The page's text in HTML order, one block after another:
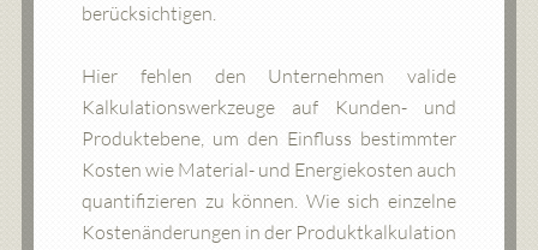
berücksichtigen.
Hier fehlen den Unternehmen valide
Kalkulationswerkzeuge auf Kunden- und
Produktebene, um den Einfluss bestimmter
Kosten wie Material- und Energiekosten auch
quantifizieren zu können. Wie sich einzelne
Kostenänderungen in der Produktkalkulation